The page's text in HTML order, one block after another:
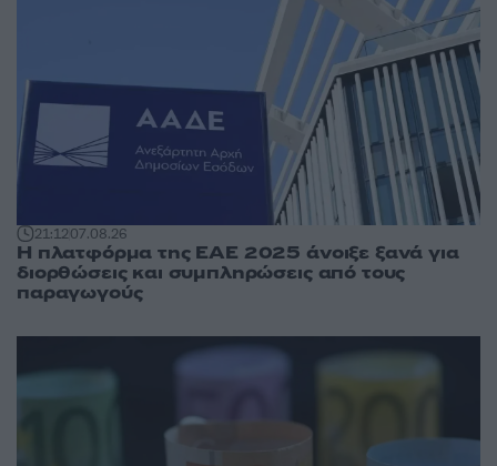
21:1207.08.26
Η πλατφόρμα της ΕΑΕ 2025 άνοιξε ξανά για
διορθώσεις και συμπληρώσεις από τους
παραγωγούς